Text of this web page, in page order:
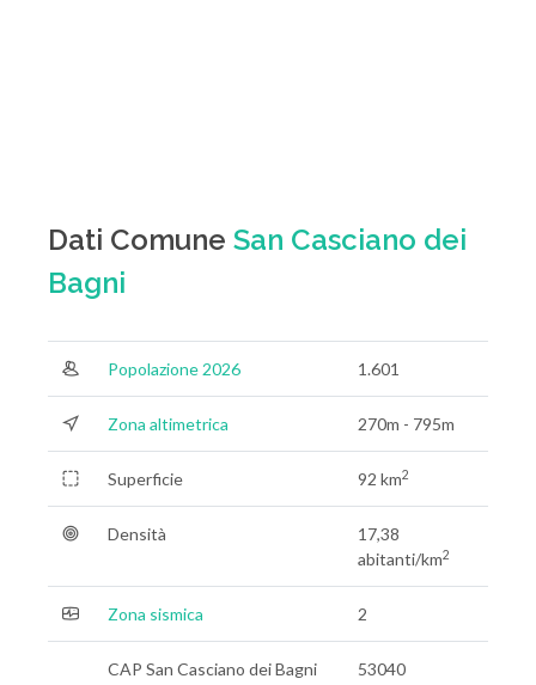
Dati Comune San Casciano dei
Bagni
Popolazione 2026 1.601
Zona altimetrica 270m - 795m
Superficie 92 km2
Densità
17,38
abitanti/km2
Zona sismica 2
CAP San Casciano dei Bagni 53040